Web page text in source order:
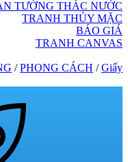
TƯỜNG THÁC NƯỚC
TRANH THỦY MẶC
BÁO GIÁ
TRANH CANVAS
/ PHONG CÁCH / Giấy